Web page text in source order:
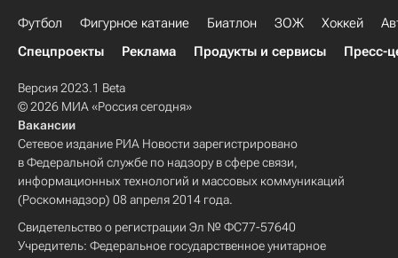
Футбол Фигурное катание Биатлон ЗОЖ Хоккей
Спецпроекты
Реклама Продукты и сервисы Пресс-
Версия 2023.1 Beta
© 2026 МИА «Россия сегодня»
Вакансии
Сетевое издание РИА Новости зарегистрировано
в Федеральной службе по надзору в сфере связи,
информационных технологий и массовых коммуникаций
(Роскомнадзор) 08 апреля 2014 года.
Свидетельство о регистрации Эл № ФС77-57640
Учредитель: Федеральное государственное унитарное